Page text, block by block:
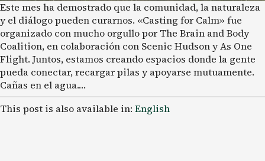
Este mes ha demostrado que la comunidad, la naturaleza
y el diálogo pueden curarnos. «Casting for Calm» fue
organizado con mucho orgullo por The Brain and Body
Coalition, en colaboración con Scenic Hudson y As One
Flight. Juntos, estamos creando espacios donde la gente
pueda conectar, recargar pilas y apoyarse mutuamente.
Cañas en el agua.…
This post is also available in: English